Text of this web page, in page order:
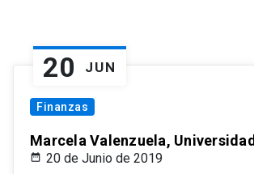
20 JUN
Finanzas
Marcela Valenzuela,
20 de Junio de 2019